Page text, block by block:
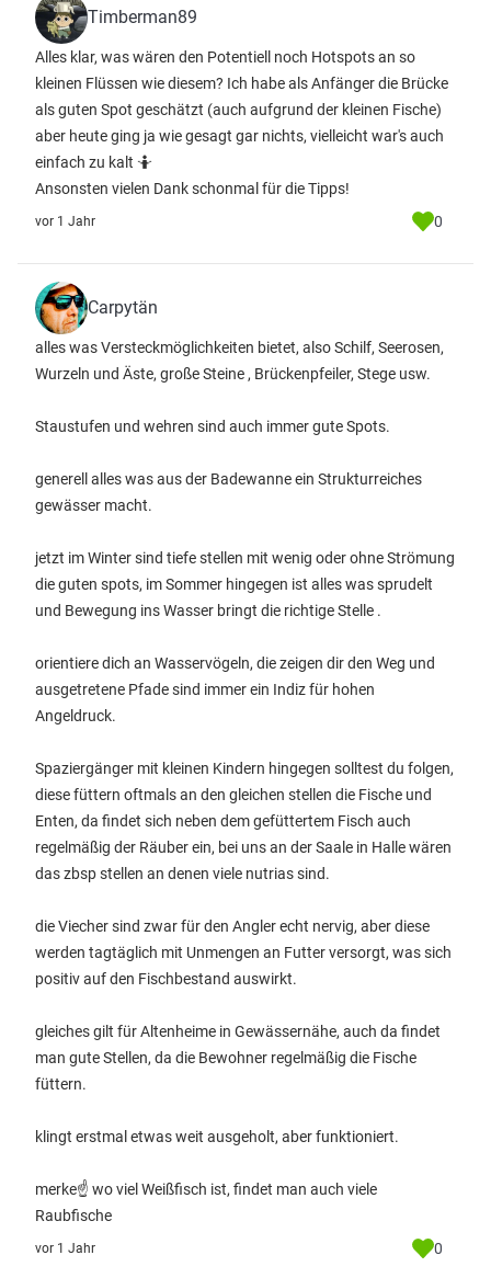
Timberman89
Alles klar, was wären den Potentiell noch Hotspots an so
kleinen Flüssen wie diesem? Ich habe als Anfänger die Brücke
als guten Spot geschätzt (auch aufgrund der kleinen Fische)
aber heute ging ja wie gesagt gar nichts, vielleicht war's auch
einfach zu kalt 🤷
Ansonsten vielen Dank schonmal für die Tipps!
vor 1 Jahr 0
Carpytän
alles was Versteckmöglichkeiten bietet, also Schilf, Seerosen,
Wurzeln und Äste, große Steine , Brückenpfeiler, Stege usw.
Staustufen und wehren sind auch immer gute Spots.
generell alles was aus der Badewanne ein Strukturreiches
gewässer macht.
jetzt im Winter sind tiefe stellen mit wenig oder ohne Strömung
die guten spots, im Sommer hingegen ist alles was sprudelt
und Bewegung ins Wasser bringt die richtige Stelle .
orientiere dich an Wasservögeln, die zeigen dir den Weg und
ausgetretene Pfade sind immer ein Indiz für hohen
Angeldruck.
Spaziergänger mit kleinen Kindern hingegen solltest du folgen,
diese füttern oftmals an den gleichen stellen die Fische und
Enten, da findet sich neben dem gefüttertem Fisch auch
regelmäßig der Räuber ein, bei uns an der Saale in Halle wären
das zbsp stellen an denen viele nutrias sind.
die Viecher sind zwar für den Angler echt nervig, aber diese
werden tagtäglich mit Unmengen an Futter versorgt, was sich
positiv auf den Fischbestand auswirkt.
gleiches gilt für Altenheime in Gewässernähe, auch da findet
man gute Stellen, da die Bewohner regelmäßig die Fische
füttern.
klingt erstmal etwas weit ausgeholt, aber funktioniert.
merke☝️ wo viel Weißfisch ist, findet man auch viele
Raubfische
vor 1 Jahr 0